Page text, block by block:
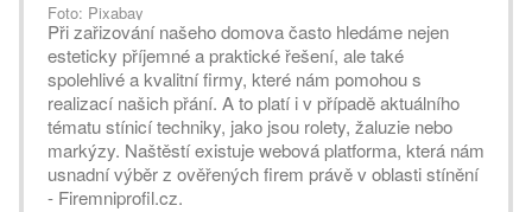
Foto: Pixabay
Při zařizování našeho domova často hledáme nejen
esteticky příjemné a praktické řešení, ale také
spolehlivé a kvalitní firmy, které nám pomohou s
realizací našich přání. A to platí i v případě aktuálního
tématu stínicí techniky, jako jsou rolety, žaluzie nebo
markýzy. Naštěstí existuje webová platforma, která nám
usnadní výběr z ověřených firem právě v oblasti stínění
- Firemniprofil.cz.